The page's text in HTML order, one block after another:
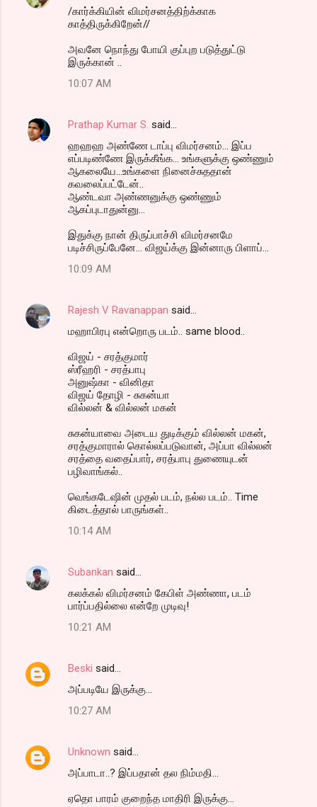
/கார்க்கியின் விமர்சனத்திற்க்காக
காத்திருக்கிறேன்//
அவனே நொந்து போயி குப்புற படுத்துட்டு
இருக்கான் ..
10:07 AM
Prathap Kumar S. said…
ஹஹஹ அண்ணே டாப்பு விமர்சனம்... இப்ப
எப்படிண்ணே இருக்கீங்க... உங்களுக்கு ஒண்ணும்
ஆகலையே...உங்களை நினைச்சுததான்
கவலைப்பட்டேன்..
ஆண்டவா அண்ணனுக்கு ஒண்ணும்
ஆகப்புடாதுன்னு...
இதுக்கு நான் திருப்பாச்சி விமர்சனமே
படிச்சிருப்பேனே... விஜய்க்கு இன்னாரு பிளாப்...
10:09 AM
Rajesh V Ravanappan said…
மஹாபிரபு என்றொரு படம்.. same blood..
விஜய் - சரத்குமார்
ஸ்ரீஹரி - சரத்பாபு
அனுஷ்கா - வினிதா
விஜய் தோழி - சுகன்யா
வில்லன் & வில்லன் மகன்
சுகன்யாவை அடைய துடிக்கும் வில்லன் மகன்,
சரத்குமாரால் கொல்லப்படுவான், அப்பா வில்லன்
சரத்தை வதைப்பார், சரத்பாபு துணையுடன்
பழிவாங்கல்..
வெங்கடேஷின் முதல் படம், நல்ல படம்.. Time
கிடைத்தால் பாருங்கள்..
10:14 AM
Subankan said…
கலக்கல் விமர்சனம் கேபிள் அண்ணா, படம்
பார்ப்பதில்லை என்றே முடிவு!
10:21 AM
Beski said…
அப்படியே இருக்கு...
10:27 AM
Unknown said…
அப்பாடா..? இப்பதான் தல நிம்மதி...
ஏதொ பாரம் குறைந்த மாதிரி இருக்கு...